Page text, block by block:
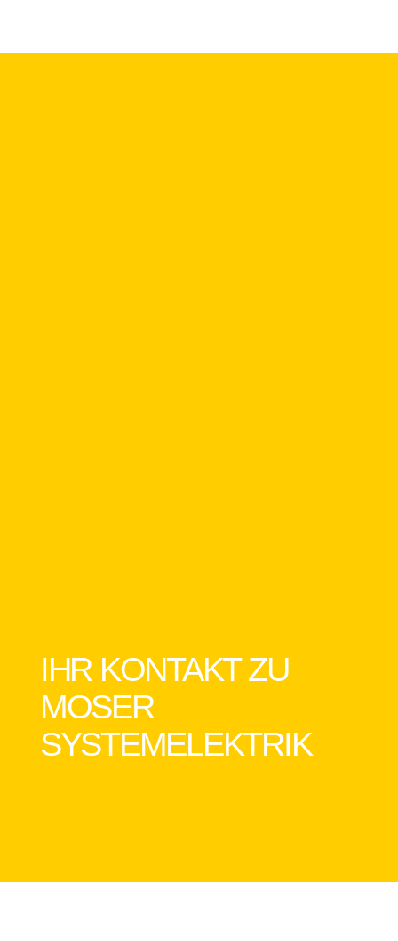
IHR KONTAKT ZU
MOSER
SYSTEMELEKTRIK